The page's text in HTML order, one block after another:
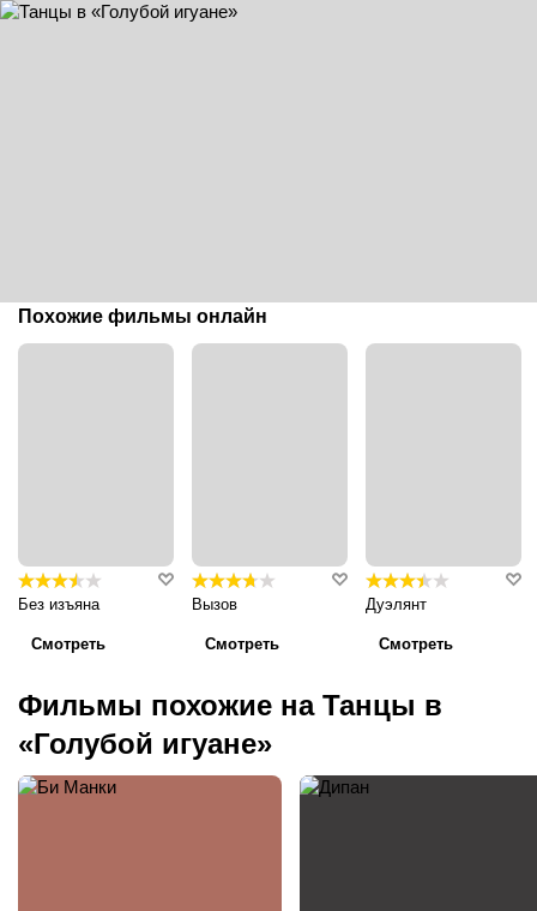
Похожие фильмы онлайн
Без изъяна
Смотреть
Вызов
Смотреть
Дуэлянт
Смотреть
Фильмы похожие на Танцы в
«Голубой игуане»